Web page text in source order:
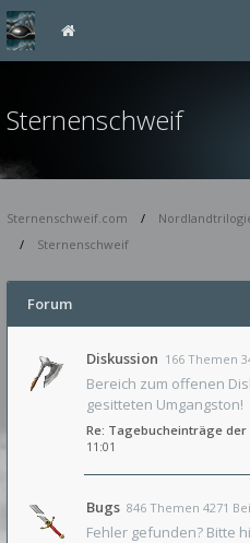
Sternenschweif
Sternenschweif.com
Sternenschweif
Forum
Diskussion 166 Themen
Bereich zum offenen
gesitteten Umgangston!
Re: Tagebucheinträge der
11:01
Bugs 846 Themen 4271
Fehler gefunden? Bitte